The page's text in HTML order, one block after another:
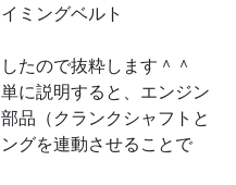
ミングベルト
たので抜粋します＾＾
に説明すると、エンジン
品（クランクシャフトと
グを連動させることで